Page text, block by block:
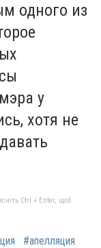
одного из
у
хотя не
Ctrl + Enter, щоб
#апелляция